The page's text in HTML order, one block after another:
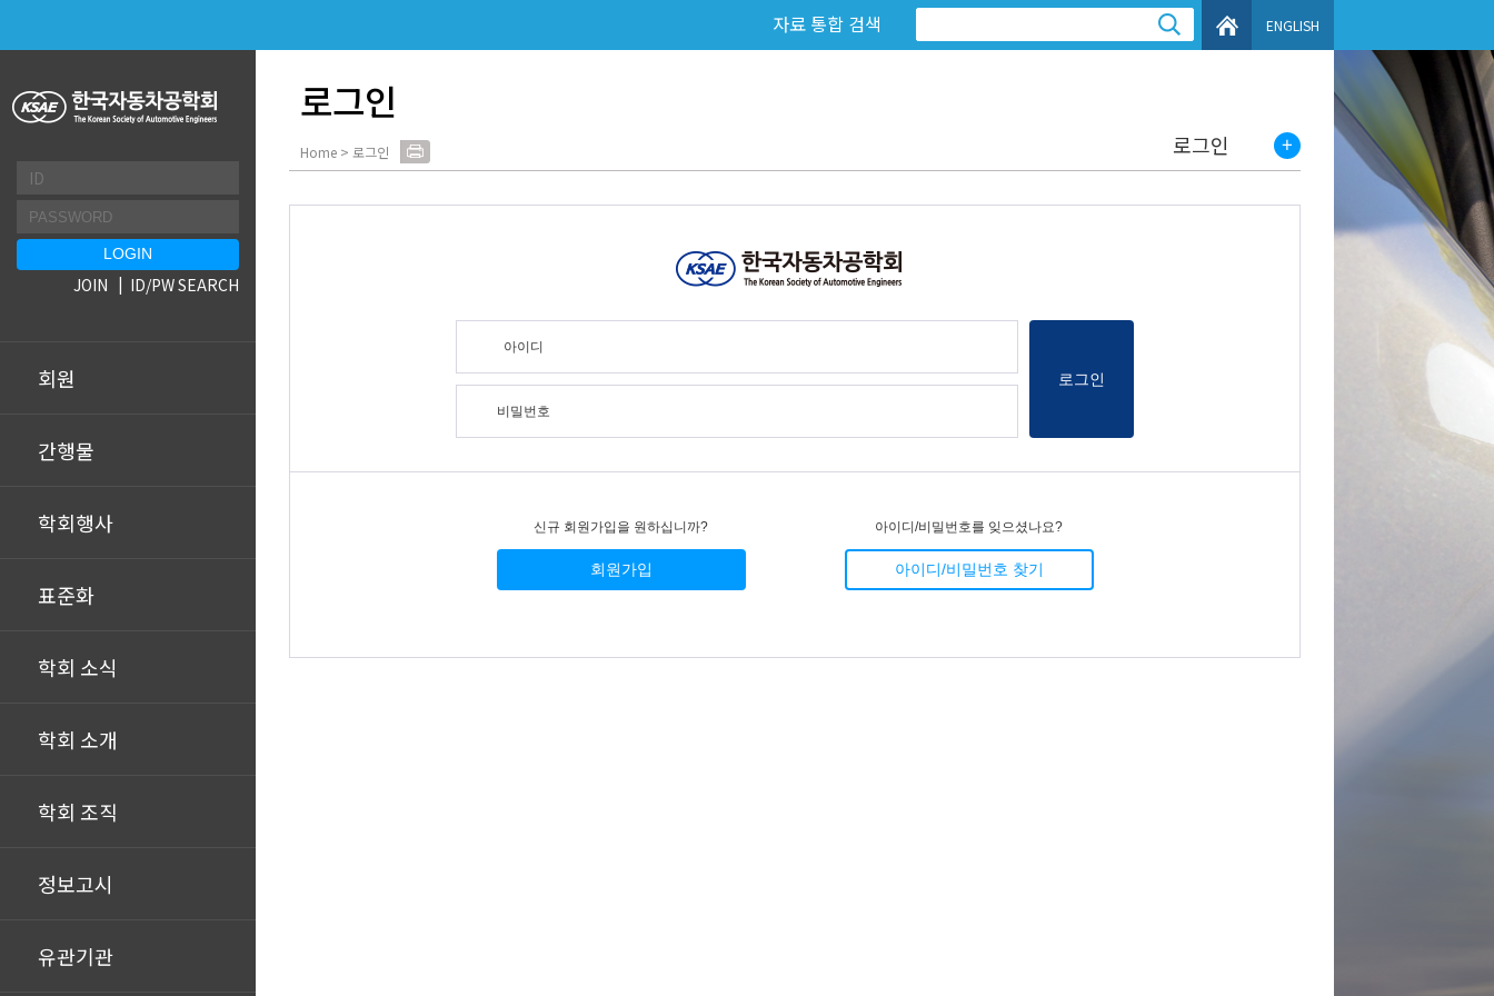
회원
간행물
학회행사
표준화
학회 소식
학회 소개
학회 조직
정보고시
유관기관
JOIN ID/PW SEARCH
자료 통합 검색 ENGLISH
로그인
Home > 로그인 로그인
아이디
비밀번호
신규 회원가입을 원하십니까?
회원가입
아이디/비밀번호를 잊으셨나요?
아이디/비밀번호 찾기